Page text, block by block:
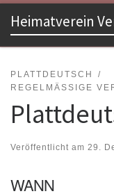
Zum Inhalt springen
Heimatverein
PLATTDEUTSCH
REGELMÄSSIGE
Veröffentlicht am 29.
WANN